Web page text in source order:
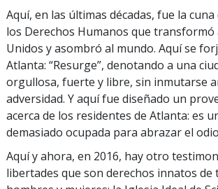
Aquí, en las últimas décadas, fue la cuna
los Derechos Humanos que transformó
Unidos y asombró al mundo. Aquí se
Atlanta: “Resurge”, denotando a una
orgullosa, fuerte y libre, sin inmutarse
adversidad. Y aquí fue diseñado un
acerca de los residentes de Atlanta: es
demasiado ocupada para abrazar el
Aquí y ahora, en 2016, hay otro
libertades que son derechos innatos de